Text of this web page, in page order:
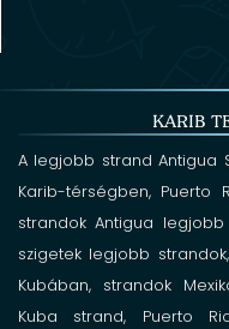
KARIB
A legjobb strand Antigua
Karib-térségben, Puerto
strandok Antigua
szigetek legjobb strandok,
Kubában, strandok
Kuba strand, Puerto